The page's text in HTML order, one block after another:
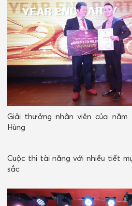
Giải thưởng nhân viên của năm
Hùng
Cuộc thi tài năng với nhiều tiết
sắc